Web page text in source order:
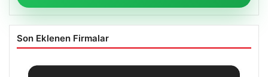
Son Eklenen Firmalar